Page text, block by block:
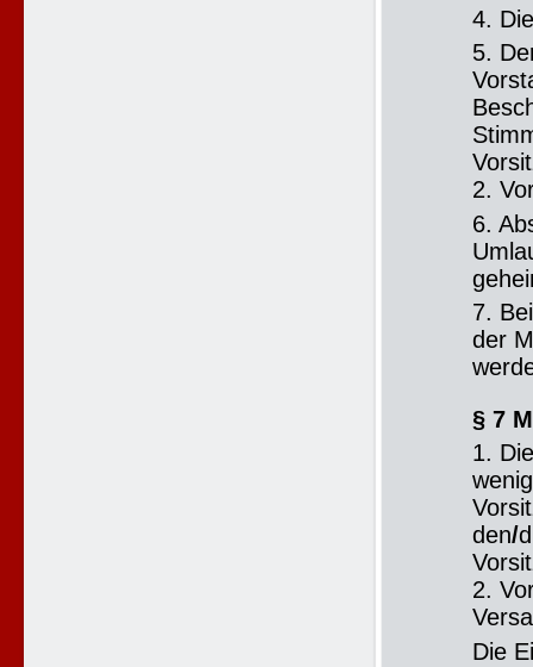
4.
5.
2.
6.
7.
der
§ 7
1.
den/
2.
Die